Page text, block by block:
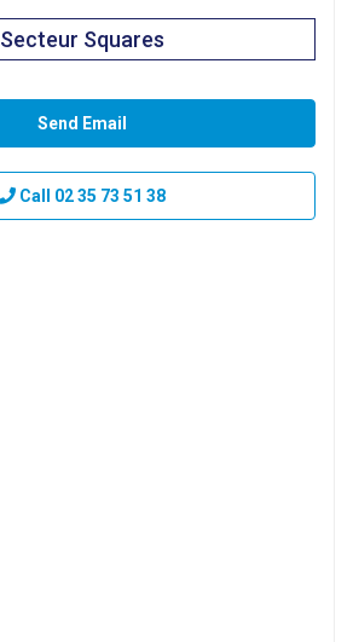
Secteur Squares
Send Email
Call 02 35 73 51 38